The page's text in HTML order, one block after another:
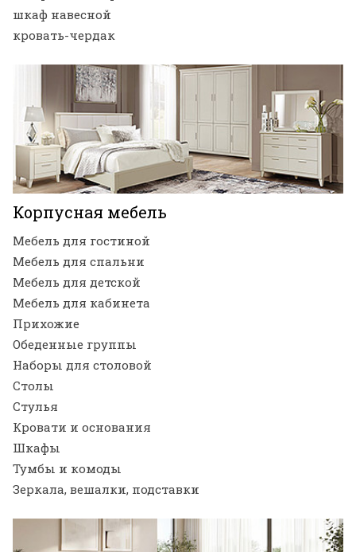
шкаф навесной
кровать-чердак
Корпусная мебель
Мебель для гостиной
Мебель для спальни
Мебель для детской
Мебель для кабинета
Прихожие
Обеденные группы
Наборы для столовой
Столы
Стулья
Кровати и основания
Шкафы
Тумбы и комоды
Зеркала, вешалки, подставки